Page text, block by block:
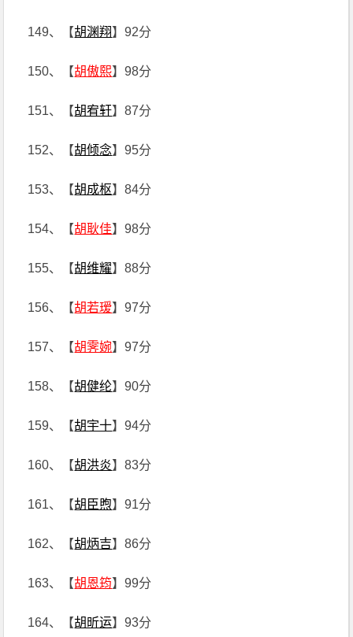
149、【胡渊翔】92分
150、【胡傲熙】98分
151、【胡宥轩】87分
152、【胡倾念】95分
153、【胡成枢】84分
154、【胡耿佳】98分
155、【胡维耀】88分
156、【胡若瑷】97分
157、【胡霁婉】97分
158、【胡健纶】90分
159、【胡宇十】94分
160、【胡洪炎】83分
161、【胡臣煦】91分
162、【胡炳吉】86分
163、【胡恩筠】99分
164、【胡昕运】93分